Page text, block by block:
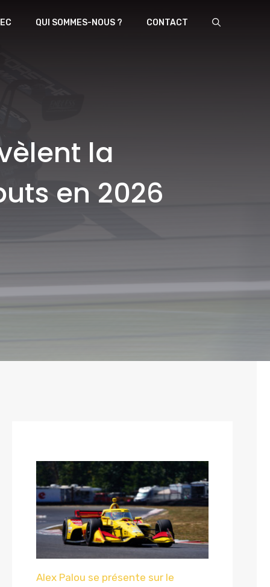
QUI SOMMES-NOUS ? CONTACT
la
en 2026
Alex Palou se présente sur le